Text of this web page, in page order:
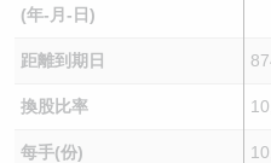
(年-月-日)
距離到期日
換股比率
每手(份)